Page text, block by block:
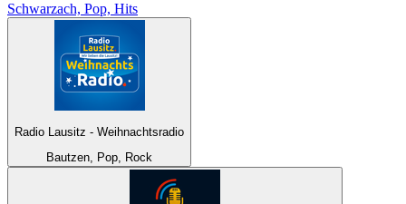
Schwarzach, Pop, Hits
Radio Lausitz - Weihnachtsradio
Bautzen, Pop, Rock